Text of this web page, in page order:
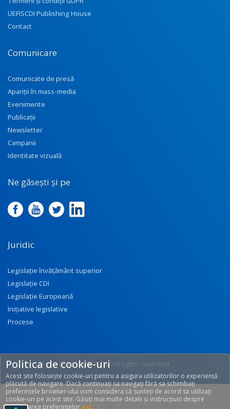
UEFISCDI Publishing House
Contact
Comunicare
Comunicate de presă
Apariţii în mass-media
Evenimente
Publicații
Newsletter
Campanii
Identitate vizuală
Ne găsești și pe
Juridic
Legislație învățământ superior
Legislație CDI
Legislație Europeană
Inițiative legislative
Procese
© 2017 UEFISCDI. All rights reserved.
[T: 0.2687, O: 92]
Politica de cookie-uri
Acest site folosește cookie-uri pentru a asigura utilizatorilor o experiență
plăcută de navigare. Dacă continuați sa navigați fără sa schimbați
preferințele browser-ului vom considera că sunteți de acord să utilizați
cookie-uri pe acest site. Găsiți mai multe detalii și instrucțiuni despre
modificarea preferințelor aici.